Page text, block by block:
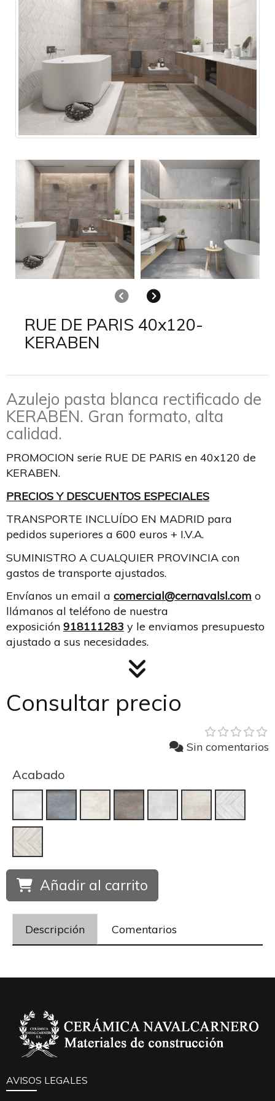
AnteriorSiguiente
RUE DE PARIS 40x120-
KERABEN
Azulejo pasta blanca rectificado de
KERABEN. Gran formato, alta
calidad.
PROMOCION serie RUE DE PARIS en 40x120 de
KERABEN.
PRECIOS Y DESCUENTOS ESPECIALES
TRANSPORTE INCLUÍDO EN MADRID para
pedidos superiores a 600 euros + I.V.A.
SUMINISTRO A CUALQUIER PROVINCIA con
gastos de transporte ajustados.
Envíanos un email a comercial@cernavalsl.com o
llámanos al teléfono de nuestra
exposición 918111283 y le enviamos presupuesto
ajustado a sus necesidades.
Consultar precio
Sin comentarios
Acabado
Añadir al carrito
Descripción Comentarios
AVISOS LEGALES